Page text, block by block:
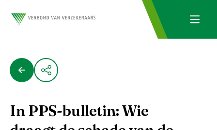
In PPS-bulletin: Wie